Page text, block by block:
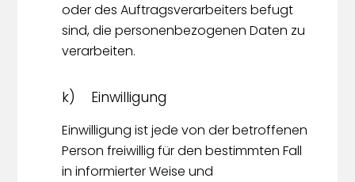
oder des Auftragsverarbeiters befugt
sind, die personenbezogenen Daten zu
verarbeiten.
k) Einwilligung
Einwilligung ist jede von der betroffenen
Person freiwillig für den bestimmten Fall
in informierter Weise und